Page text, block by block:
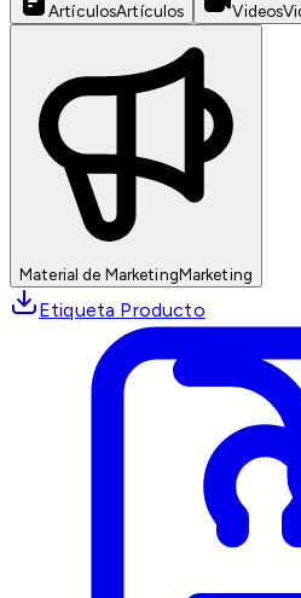
ArtículosArtículos Videos
Material de MarketingMarketing
Etiqueta Producto